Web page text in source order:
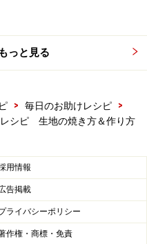
っと見る
> 毎日のお助けレシピ
>
シピ 生地の焼き方＆作り方
用情報
告掲載
ライバシーポリシー
作権・商標・免責